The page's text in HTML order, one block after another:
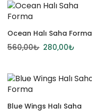
Ocean Halı Saha Forma
560,00₺ 280,00₺
Blue Wings Halı Saha